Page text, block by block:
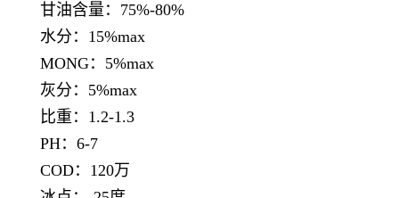
甘油含量：75%-80%
水分：15%max
MONG：5%max
灰分：5%max
比重：1.2-1.3
PH：6-7
COD：120万